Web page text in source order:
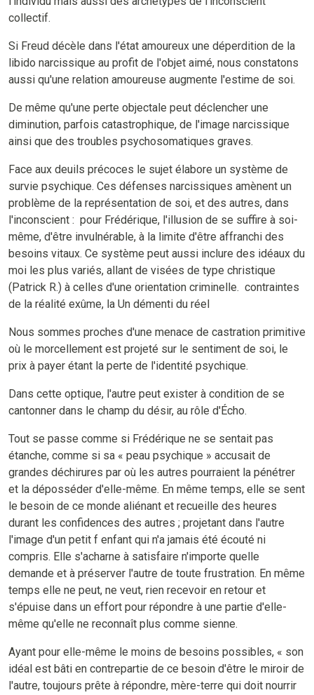
collectif.
Si Freud décèle dans l'état amoureux une déperdition de la
libido narcissique au profit de l'objet aimé, nous constatons
aussi qu'une relation amoureuse augmente l'estime de soi.
De même qu'une perte objectale peut déclencher une
diminution, parfois catastrophique, de l'image narcissique
ainsi que des troubles psychosomatiques graves.
Face aux deuils précoces le sujet élabore un système de
survie psychique. Ces défenses narcissiques amènent un
problème de la représentation de soi, et des autres, dans
l'inconscient : pour Frédérique, l'illusion de se suffire à soi-
même, d'être invulnérable, à la limite d'être affranchi des
besoins vitaux. Ce système peut aussi inclure des idéaux du
moi les plus variés, allant de visées de type christique
(Patrick R.) à celles d'une orientation criminelle. contraintes
de la réalité exûme, la Un démenti du réel
Nous sommes proches d'une menace de castration primitive
où le morcellement est projeté sur le sentiment de soi, le
prix à payer étant la perte de l'identité psychique.
Dans cette optique, l'autre peut exister à condition de se
cantonner dans le champ du désir, au rôle d'Écho.
Tout se passe comme si Frédérique ne se sentait pas
étanche, comme si sa « peau psychique » accusait de
grandes déchirures par où les autres pourraient la pénétrer
et la déposséder d'elle-même. En même temps, elle se sent
le besoin de ce monde aliénant et recueille des heures
durant les confidences des autres ; projetant dans l'autre
l'image d'un petit f enfant qui n'a jamais été écouté ni
compris. Elle s'acharne à satisfaire n'importe quelle
demande et à préserver l'autre de toute frustration. En même
temps elle ne peut, ne veut, rien recevoir en retour et
s'épuise dans un effort pour répondre à une partie d'elle-
même qu'elle ne reconnaît plus comme sienne.
Ayant pour elle-même le moins de besoins possibles, « son
idéal est bâti en contrepartie de ce besoin d'être le miroir de
l'autre, toujours prête à répondre, mère-terre qui doit nourrir